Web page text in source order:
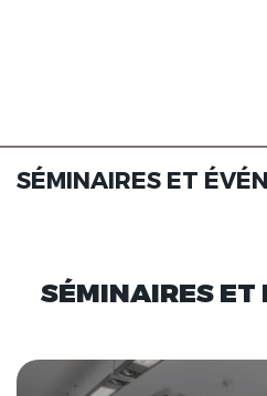
SÉMINAIRES ET
SÉMINAIRES ET